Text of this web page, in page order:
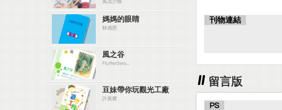
刊物連結
留言版
PS
風流少爺
媽媽的眼睛
林感恩
風之谷
FlutterSwo...
豆妹帶你玩觀光工廠
許展耀